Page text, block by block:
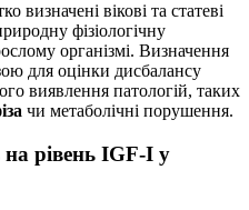
визначені вікові та статеві
фізіологічну
організмі. Визначення
для оцінки дисбалансу
виявлення патологій, таких
чи метаболічні порушення.
рівень IGF-I у